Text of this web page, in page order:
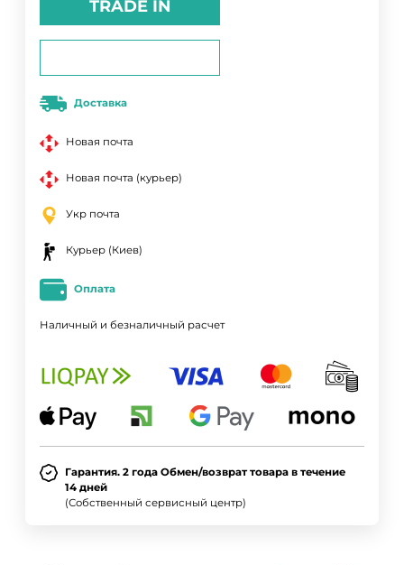
TRADE IN
Доставка
Новая почта
Новая почта (курьер)
Укр почта
Курьер (Киев)
Оплата
Наличный и безналичный расчет
Гарантия. 2 года Обмен/возврат товара в течение
14 дней
(Собственный сервисный центр)